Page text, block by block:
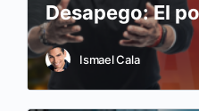
Desapego: El
Ismael Cala